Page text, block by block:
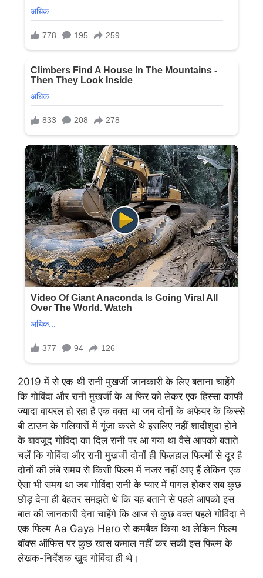
2019 में से एक थी रानी मुखर्जी जानकारी के लिए बताना चाहेंगे
कि गोविंदा और रानी मुखर्जी के अ फिर को लेकर एक हिस्सा काफी
ज्यादा वायरल हो रहा है एक वक्त था जब दोनों के अफेयर के किस्से
बी टाउन के गलियारों में गूंजा करते थे इसलिए नहीं शादीशुदा होने
के बावजूद गोविंदा का दिल रानी पर आ गया था वैसे आपको बताते
चलें कि गोविंदा और रानी मुखर्जी दोनों ही फिलहाल फिल्मों से दूर है
दोनों की लंबे समय से किसी फिल्म में नजर नहीं आए हैं लेकिन एक
ऐसा भी समय था जब गोविंदा रानी के प्यार में पागल होकर सब कुछ
छोड़ देना ही बेहतर समझते थे कि यह बताने से पहले आपको इस
बात की जानकारी देना चाहेंगे कि आज से कुछ वक्त पहले गोविंदा ने
एक फिल्म Aa Gaya Hero से कमबैक किया था लेकिन फिल्म
बॉक्स ऑफिस पर कुछ खास कमाल नहीं कर सकी इस फिल्म के
लेखक-निर्देशक खुद गोविंदा ही थे।